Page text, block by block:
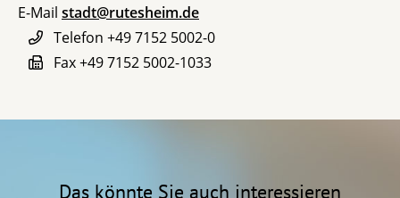
E-Mail stadt@rutesheim.de
Telefon +49 7152 5002-0
Fax+49 7152 5002-1033
Das könnte Sie auch interessieren